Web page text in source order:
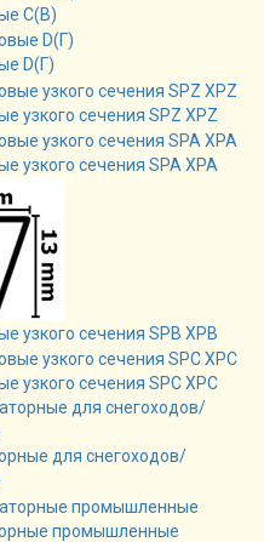
C(B)
D(Г)
узкого сечения SPZ XPZ
узкого сечения SPA XPA
узкого сечения SPB XPB
узкого сечения SPC XPC
для снегоходов/
промышленные